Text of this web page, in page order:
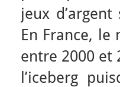
jeux
En France,
entre 2000 et
l’iceberg